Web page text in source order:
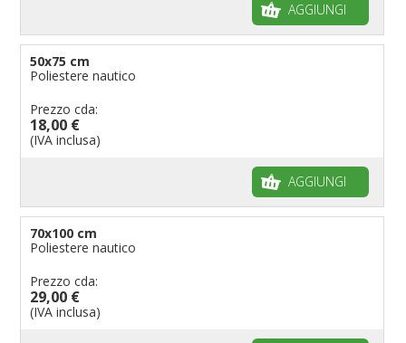
AGGIUNGI
50x75 cm
Poliestere nautico
Prezzo cda:
18,00 €
(IVA inclusa)
AGGIUNGI
70x100 cm
Poliestere nautico
Prezzo cda:
29,00 €
(IVA inclusa)